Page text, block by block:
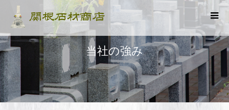
当社の強み